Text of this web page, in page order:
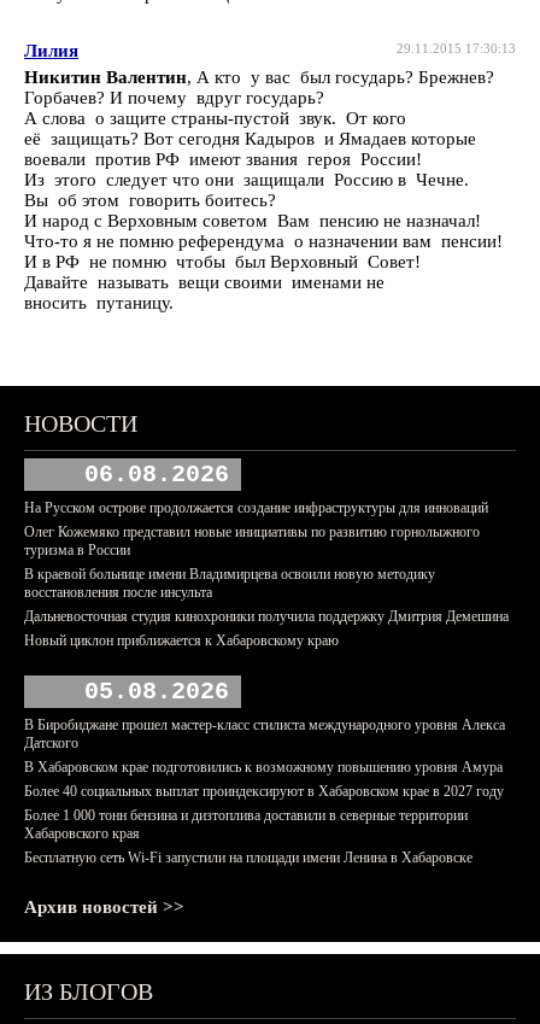
29.11.2015 17:30:13
Лилия
Никитин Валентин, А кто у вас был государь? Брежнев?
Горбачев? И почему вдруг государь?
А слова о защите страны-пустой звук. От кого
её защищать? Вот сегодня Кадыров и Ямадаев которые
воевали против РФ имеют звания героя России!
Из этого следует что они защищали Россию в Чечне.
Вы об этом говорить боитесь?
И народ с Верховным советом Вам пенсию не назначал!
Что-то я не помню референдума о назначении вам пенсии!
И в РФ не помню чтобы был Верховный Совет!
Давайте называть вещи своими именами не
вносить путаницу.
НОВОСТИ
06.08.2026
На Русском острове продолжается создание инфраструктуры для инноваций
Олег Кожемяко представил новые инициативы по развитию горнолыжного
туризма в России
В краевой больнице имени Владимирцева освоили новую методику
восстановления после инсульта
Дальневосточная студия кинохроники получила поддержку Дмитрия Демешина
Новый циклон приближается к Хабаровскому краю
05.08.2026
В Биробиджане прошел мастер-класс стилиста международного уровня Алекса
Датского
В Хабаровском крае подготовились к возможному повышению уровня Амура
Более 40 социальных выплат проиндексируют в Хабаровском крае в 2027 году
Более 1 000 тонн бензина и дизтоплива доставили в северные территории
Хабаровского края
Бесплатную сеть Wi-Fi запустили на площади имени Ленина в Хабаровске
Архив новостей >>
ИЗ БЛОГОВ